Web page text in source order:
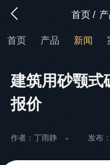
首页 /
首页 产品 新闻
建筑用砂颚式
报价
作者：丁雨静 发布